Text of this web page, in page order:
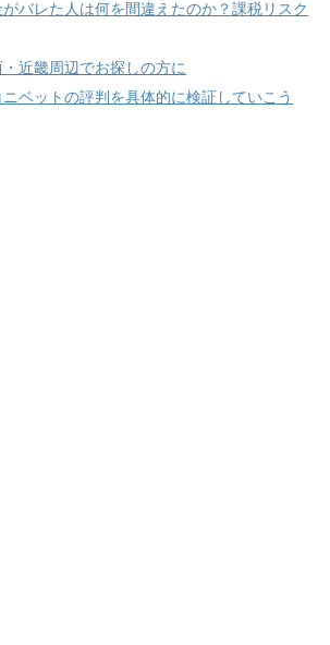
バレた人は何を間違えたのか？課税リスク
近畿周辺でお探しの方に
ベットの評判を具体的に検証していこう